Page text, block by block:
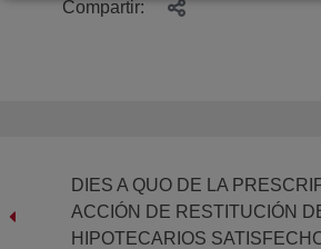
Compartir:
DIES A QUO DE LA
ACCIÓN DE RESTITUCIÓN
HIPOTECARIOS